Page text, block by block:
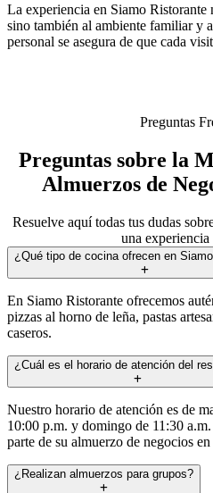
La experiencia en Siamo Ristorante
sino también al ambiente familiar y
personal se asegura de que cada
Preguntas
Preguntas sobre la
Almuerzos de
Resuelve aquí todas tus dudas
una
¿Qué tipo de cocina ofrecen en
En Siamo Ristorante ofrecemos
pizzas al horno de leña, pastas
caseros.
¿Cuál es el horario de atención del
Nuestro horario de atención es de
10:00 p.m. y domingo de 11:30
parte de su almuerzo de negocios
¿Realizan almuerzos para grupos?